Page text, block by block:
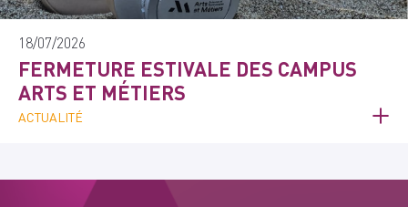
18/07/2026
FERMETURE ESTIVALE DES CAMPUS
ARTS ET MÉTIERS
ACTUALITÉ